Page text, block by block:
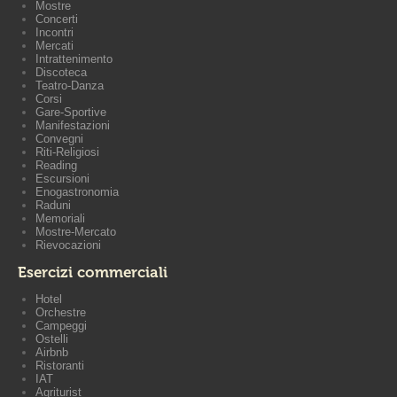
Mostre
Concerti
Incontri
Mercati
Intrattenimento
Discoteca
Teatro-Danza
Corsi
Gare-Sportive
Manifestazioni
Convegni
Riti-Religiosi
Reading
Escursioni
Enogastronomia
Raduni
Memoriali
Mostre-Mercato
Rievocazioni
Esercizi commerciali
Hotel
Orchestre
Campeggi
Ostelli
Airbnb
Ristoranti
IAT
Agriturist